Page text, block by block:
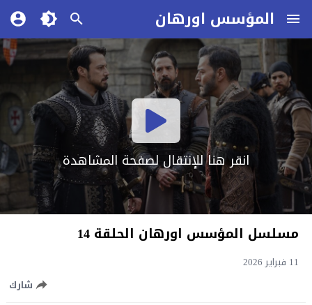
المؤسس اورهان
انقر هنا للإنتقال لصفحة المشاهدة
مسلسل المؤسس اورهان الحلقة 14
11 فبراير 2026
شارك